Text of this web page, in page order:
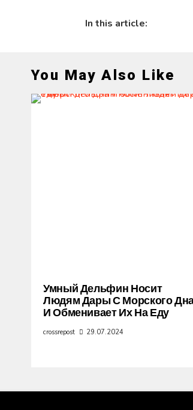
In this article:
You May Also Like
Умный Дельфин Носит
Людям Дары С Морского
И Обменивает Их На Еду
crossrepost 29.07.2024